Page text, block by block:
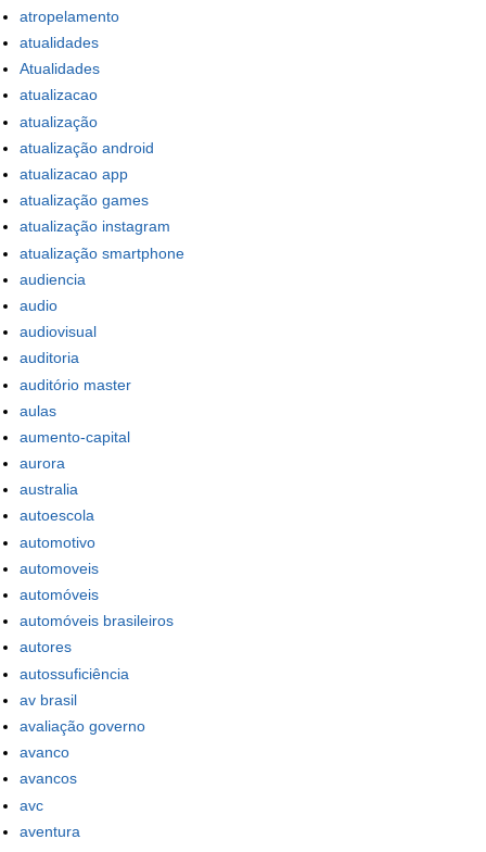
atropelamento
atualidades
Atualidades
atualizacao
atualização
atualização android
atualizacao app
atualização games
atualização instagram
atualização smartphone
audiencia
audio
audiovisual
auditoria
auditório master
aulas
aumento-capital
aurora
australia
autoescola
automotivo
automoveis
automóveis
automóveis brasileiros
autores
autossuficiência
av brasil
avaliação governo
avanco
avancos
avc
aventura